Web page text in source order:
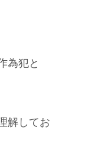
為犯と
解してお